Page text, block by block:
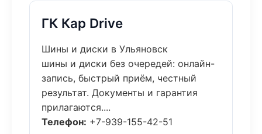
ГК Кар Drive
Шины и диски в Ульяновск
шины и диски без очередей: онлайн-
запись, быстрый приём, честный
результат. Документы и гарантия
прилагаются....
Телефон: +7-939-155-42-51